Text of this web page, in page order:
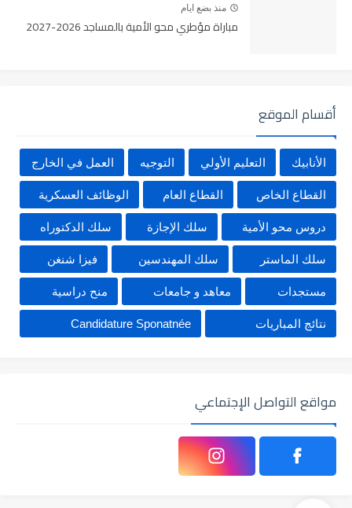
منذ بضع ايام
مباراة مؤطري محو الأمية بالمساجد 2026-2027
أقسام الموقع
الأنابيك التعليم الأولي التوجيه العمل في الخارج
القطاع الخاص القطاع العام الوظائف العسكرية
دروس محو الأمية سلك الإجازة سلك الدكتوراه
سلك الماستر سلك المهندسين فيزا شنغن
مستجدات معاهد و جامعات منح دراسية
نتائج المباريات Candidature Sponatnée
مواقع التواصل الإجتماعي